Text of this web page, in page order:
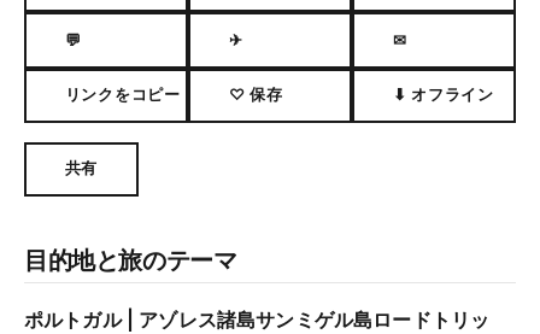
💬 ✈ ✉
リンクをコピー ♡ 保存 ⬇ オフライン
共有
目的地と旅のテーマ
ポルトガル | アゾレス諸島サンミゲル島ロードトリッ